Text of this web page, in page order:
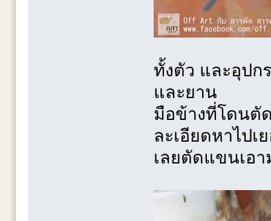
ทั้งตัว และอุปก
และยาน
มือข้างที่โดนตั
ละเอียดหาไปเ
เลยตัดแขนเอา